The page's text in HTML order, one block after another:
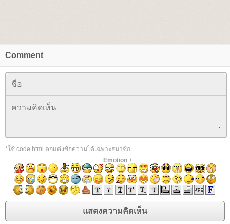
Comment
*ใช้ code html ตกแต่งข้อความได้เฉพาะสมาชิก
+ Emotion+